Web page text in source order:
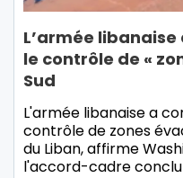
L’armée
le contrôle de «
Sud
L'armée libanaise a
contrôle de zones
du Liban, affirme
l'accord-cadre